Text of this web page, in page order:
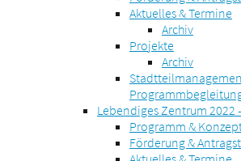
Aktuelles & Termine
Archiv
Projekte
Archiv
Lebendiges Zentrum 2022
Programm &
Förderung &